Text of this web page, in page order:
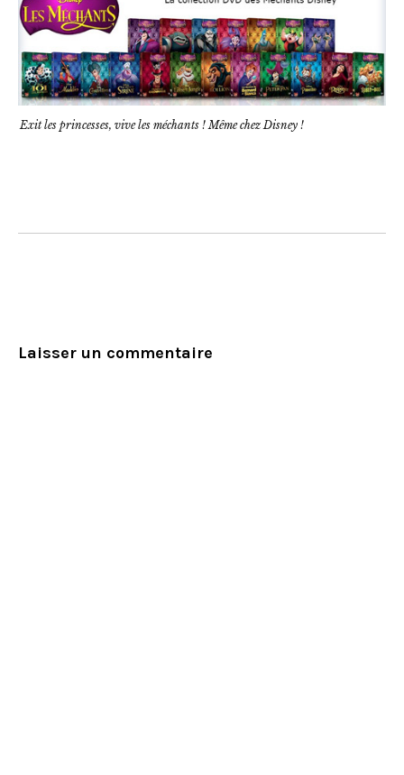
Exit les princesses, vive les méchants ! Même chez Disney !
Laisser un commentaire